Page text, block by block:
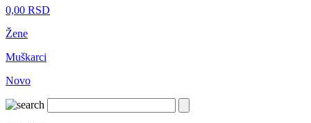
0,00 RSD
Žene
Muškarci
Novo